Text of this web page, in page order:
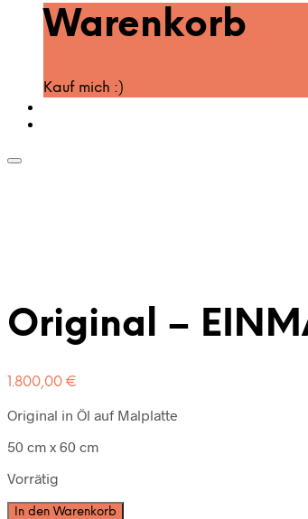
Warenkorb
Kauf mich :)
Original –
1.800,00 €
Original in Öl auf Malplatte
50 cm x 60 cm
Vorrätig
In den Warenkorb